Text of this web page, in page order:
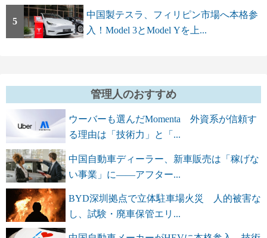
5
中国製テスラ、フィリピン市場へ本格参
入！Model 3とModel Yを上...
管理人のおすすめ
ウーバーも選んだMomenta 外資系が信頼す
る理由は「技術力」と「...
中国自動車ディーラー、新車販売は「稼げな
い事業」に――アフター...
BYD深圳拠点で立体駐車場火災 人的被害な
し、試験・廃車保管エリ...